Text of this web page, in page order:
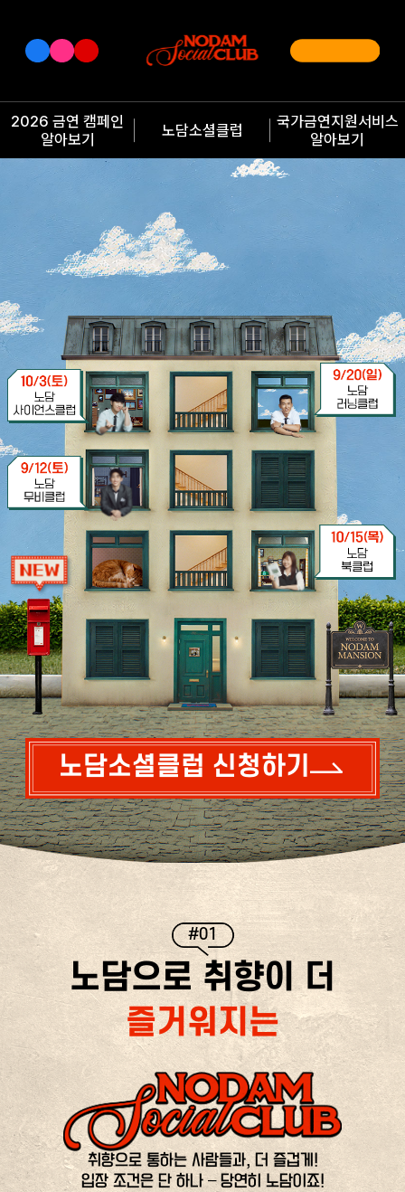
2026 금연 캠페인
알아보기
노담소셜클럽
국가금연지원서비스
알아보기
노담소셜클럽 신청하기
#01
노담으로 취향이 더
즐거워지는
취향으로 통하는 사람들과, 더 즐겁게!
입장 조건은 단 하나 – 당연히 노담이죠!